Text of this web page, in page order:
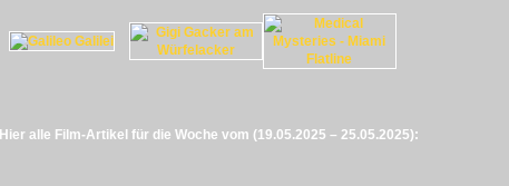
Hier alle Film-Artikel für die Woche vom (19.05.2025 – 25.05.2025):